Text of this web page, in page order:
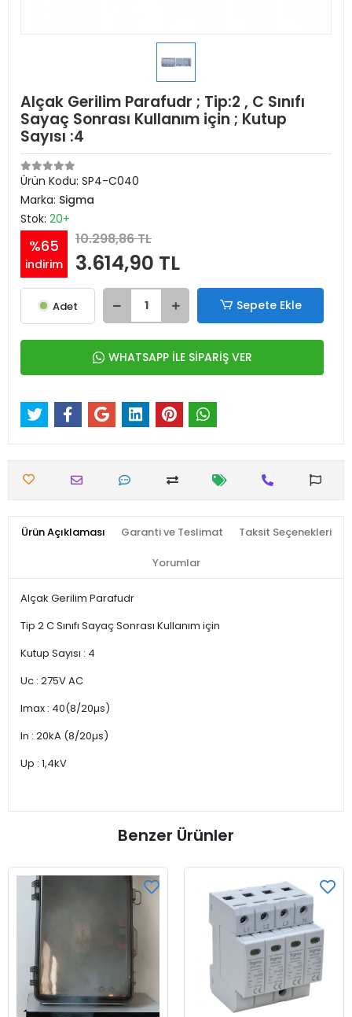
Alçak Gerilim Parafudr ; Tip:2 , C Sınıfı
Sayaç Sonrası Kullanım için ; Kutup
Sayısı :4
Ürün Kodu: SP4-C040
Marka: Sigma
Stok: 20+
%65
indirim
10.298,86 TL
3.614,90 TL
Adet Sepete Ekle
WHATSAPP İLE SİPARİŞ VER
Ürün Açıklaması Garanti ve Teslimat Taksit Seçenekleri
Yorumlar
Alçak Gerilim Parafudr
Tip 2 C Sınıfı Sayaç Sonrası Kullanım için
Kutup Sayısı : 4
Uc : 275V AC
lmax : 40(8/20µs)
ln : 20kA (8/20µs)
Up : 1,4kV
Benzer Ürünler